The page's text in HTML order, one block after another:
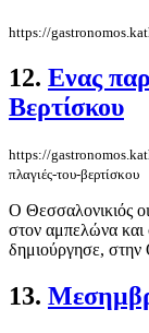
https://
12. Ενας
Βερτίσκου
https://
πλαγιές-του-βερτίσκου
Ο Θεσσαλονικιός
στον αμπελώνα και
δημιούργησε,
13.